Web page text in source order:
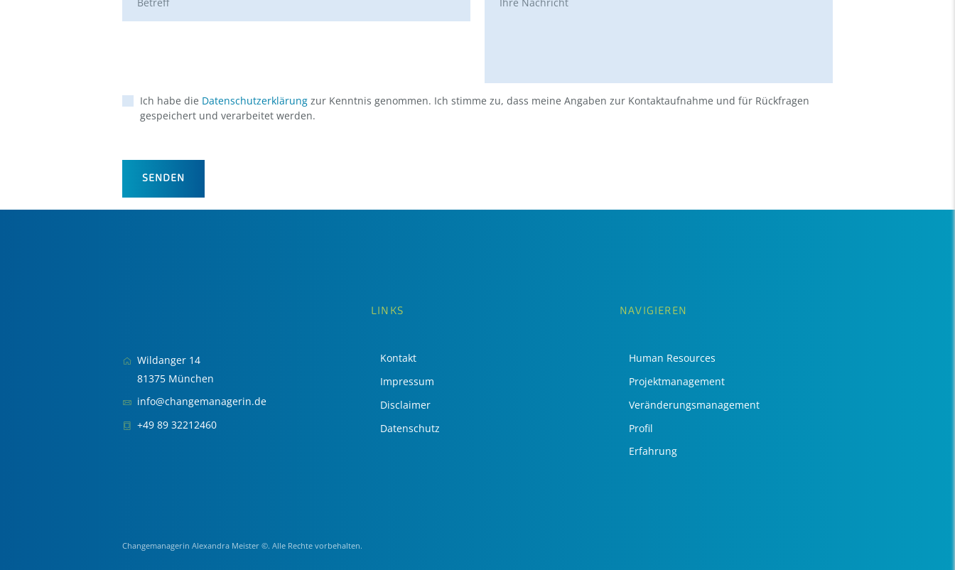
Ich habe die Datenschutzerklärungzur Kenntnis genommen. Ich stimme zu, dass meine Angaben zur Kontaktaufnahme und für Rückfragen
gespeichert und verarbeitet werden.
Wildanger 14
81375 München
info@changemanagerin.de
+49 89 32212460
LINKS
Kontakt
Impressum
Disclaimer
Datenschutz
NAVIGIEREN
Human Resources
Projektmanagement
Veränderungsmanagement
Profil
Erfahrung
Changemanagerin Alexandra Meister ©. Alle Rechte vorbehalten.